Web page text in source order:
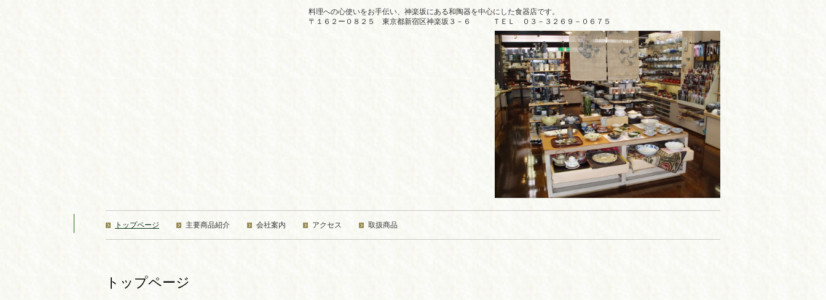
料理への心使いをお手伝い、神楽坂にある和陶器を中心にした食器店です。
〒１６２ー０８２５ 東京都新宿区神楽坂３－６ ＴＥＬ ０３－３２６９－０６７５
トップページ 主要商品紹介 会社案内 アクセス 取扱商品
トップページ